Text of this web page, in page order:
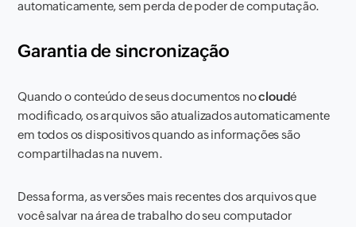
automaticamente, sem perda de poder de computação.
Garantia de sincronização
Quando o conteúdo de seus documentos nocloudé
modificado, os arquivos são atualizados automaticamente
em todos os dispositivos quando as informações são
compartilhadas na nuvem.
Dessa forma, as versões mais recentes dos arquivos que
você salvar na área de trabalho do seu computador